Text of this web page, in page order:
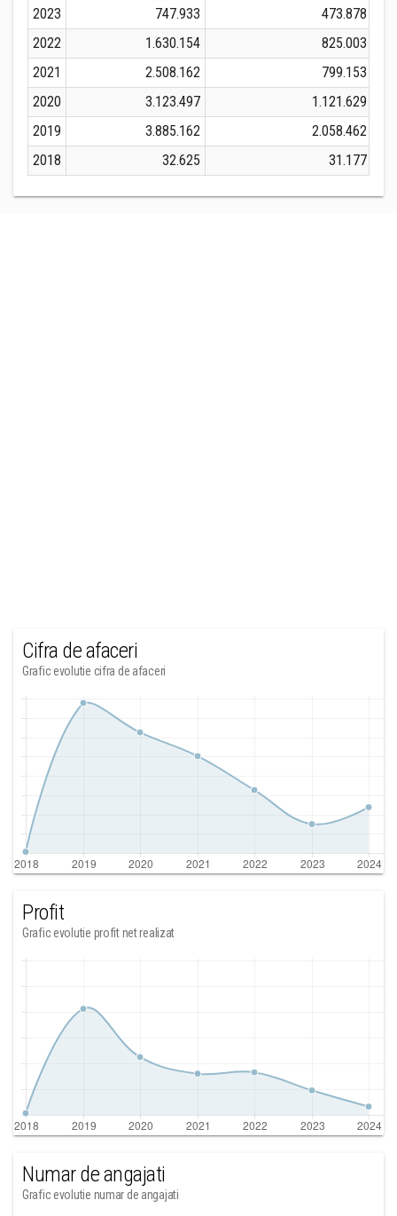
2023
747.933
473.878
2022
1.630.154
825.003
2021
2.508.162
799.153
2020
3.123.497
1.121.629
2019
3.885.162
2.058.462
2018
32.625 31.177
Cifra de afaceri
Grafic evolutie cifra de afaceri
Profit
Grafic evolutie profit net realizat
Numar de angajati
Grafic evolutie numar de angajati